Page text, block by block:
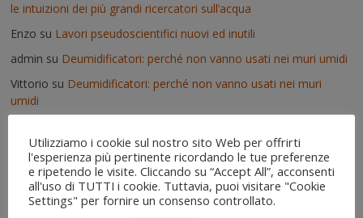
le intuizioni dei più grandi ricercatori sull’acqua
Enzo su Lavori pseudoscientifici nuovi ed inutili
admin su Deumidificatori: perché non vanno usati nei muri umidi
Vittorio su Deumidificatori: perché non vanno usati nei muri
umidi
Come si usa IgroDry
adminsuPitture termiche: pro e contro su alcuni prodotti in
commercio
EricasuPitture termiche: pro e contro su alcuni prodotti in
Utilizziamo i cookie sul nostro sito Web per offrirti
l'esperienza più pertinente ricordando le tue preferenze
e ripetendo le visite. Cliccando su “Accept All”, acconsenti
all'uso di TUTTI i cookie. Tuttavia, puoi visitare "Cookie
Settings" per fornire un consenso controllato.